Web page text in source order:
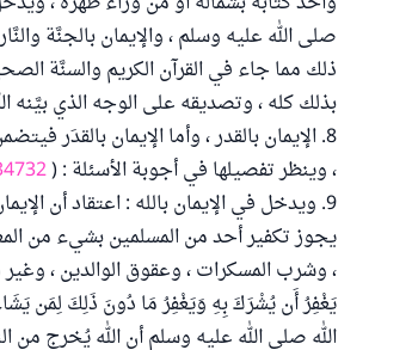
صلى الله عليه وسلم ، والإيمان بالجنَّة
ذلك مما جاء في القرآن الكريم والسنَّة
بذلك كله ، وتصديقه على الوجه الذي بيَّنه
8. الإيمان بالقدر ، وأما الإيمان بالقدَر
، وينظر تفصيلها في أجوبة الأسئلة : (
9. ويدخل في الإيمان بالله : اعتقاد أن
يجوز تكفير أحد من المسلمين بشيء من
، وشرب المسكرات ، وعقوق الوالدين ، وغير
الله صلى الله عليه وسلم أن الله يُخرج